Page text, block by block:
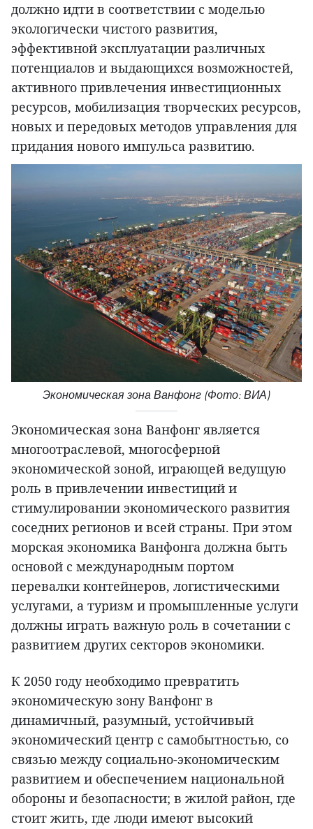
должно идти в соответствии с моделью
экологически чистого развития,
эффективной эксплуатации различных
потенциалов и выдающихся возможностей,
активного привлечения инвестиционных
ресурсов, мобилизация творческих ресурсов,
новых и передовых методов управления для
придания нового импульса развитию.
Экономическая зона Ванфонг (Фото: ВИА)
Экономическая зона Ванфонг является
многоотраслевой, многосферной
экономической зоной, играющей ведущую
роль в привлечении инвестиций и
стимулировании экономического развития
соседних регионов и всей страны. При этом
морская экономика Ванфонга должна быть
основой с международным портом
перевалки контейнеров, логистическими
услугами, а туризм и промышленные услуги
должны играть важную роль в сочетании с
развитием других секторов экономики.
К 2050 году необходимо превратить
экономическую зону Ванфонг в
динамичный, разумный, устойчивый
экономический центр с самобытностью, со
связью между социально-экономическим
развитием и обеспечением национальной
обороны и безопасности; в жилой район, где
стоит жить, где люди имеют высокий